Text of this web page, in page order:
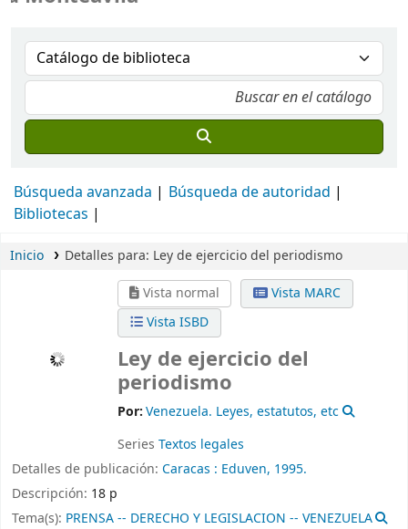
Búsqueda avanzada
Búsqueda de autoridad
Bibliotecas
Inicio Detalles para: Ley de ejercicio del periodismo
Vista normal
Vista MARC
Vista ISBD
Ley de ejercicio del
periodismo
Por:Venezuela. Leyes, estatutos, etc
Series Textos legales
Detalles de publicación: Caracas : Eduven, 1995.
Descripción: 18 p
Tema(s): PRENSA -- DERECHO Y LEGISLACION -- VENEZUELA